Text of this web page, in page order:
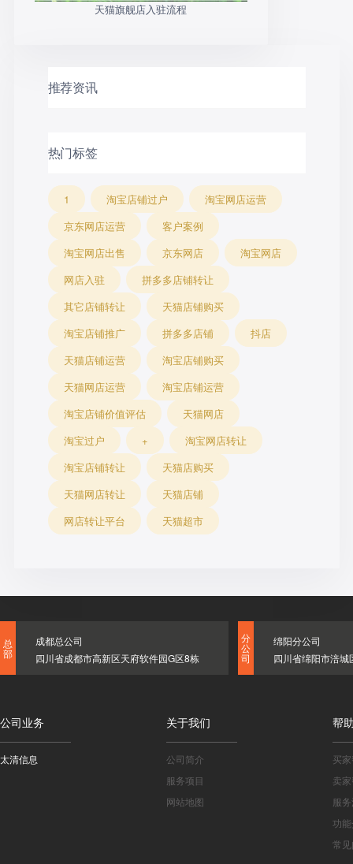
天猫旗舰店入驻流程
推荐资讯
热门标签
1 淘宝店铺过户
淘宝网店运营
京东网店运营
客户案例
淘宝网店出售
京东网店
淘宝网店
网店入驻
拼多多店铺转让
其它店铺转让
天猫店铺购买
淘宝店铺推广
拼多多店铺
抖店
天猫店铺运营
淘宝店铺购买
天猫网店运营
淘宝店铺运营
淘宝店铺价值评估
天猫网店
淘宝过户
+
淘宝网店转让
淘宝店铺转让
天猫店购买
天猫网店转让
天猫店铺
网店转让平台
天猫超市
总
部
成都总公司
四川省成都市高新区天府软件园G区8栋
分
公
司
绵阳分公司
四川省绵阳市涪
公司业务
太清信息
关于我们
公司简介
服务项目
网站地图
帮
买
卖
服
功
常